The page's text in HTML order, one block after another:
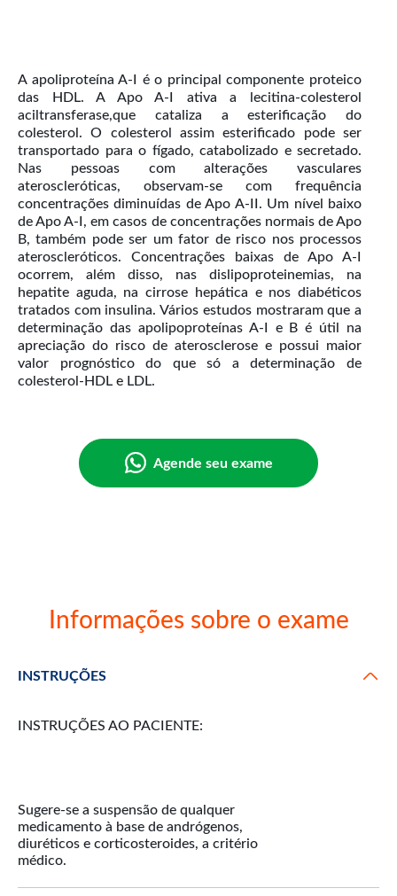
A apoliproteína A-I é o principal componente proteico
das HDL. A Apo A-I ativa a lecitina-colesterol
aciltransferase,que cataliza a esterificação do
colesterol. O colesterol assim esterificado pode ser
transportado para o fígado, catabolizado e secretado.
Nas pessoas com alterações vasculares
ateroscleróticas, observam-se com frequência
concentrações diminuídas de Apo A-II. Um nível baixo
de Apo A-I, em casos de concentrações normais de Apo
B, também pode ser um fator de risco nos processos
ateroscleróticos. Concentrações baixas de Apo A-I
ocorrem, além disso, nas dislipoproteinemias, na
hepatite aguda, na cirrose hepática e nos diabéticos
tratados com insulina. Vários estudos mostraram que a
determinação das apolipoproteínas A-I e B é útil na
apreciação do risco de aterosclerose e possui maior
valor prognóstico do que só a determinação de
colesterol-HDL e LDL.
Agende seu exame
Informações sobre o exame
INSTRUÇÕES
INSTRUÇÕES AO PACIENTE:
Sugere-se a suspensão de qualquer
medicamento à base de andrógenos,
diuréticos e corticosteroides, a critério